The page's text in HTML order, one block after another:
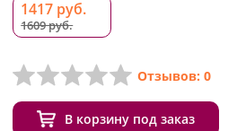
1417 руб.
1609 руб.
Отзывов: 0
В корзину под заказ